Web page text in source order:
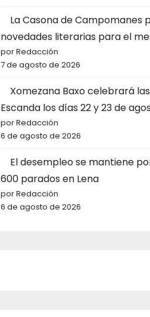
La Casona de Campomanes
novedades literarias para el
por Redacción
7 de agosto de 2026
Xomezana Baxo celebrará
Escanda los días 22 y 23 de
por Redacción
6 de agosto de 2026
El desempleo se mantiene
600 parados en Lena
por Redacción
6 de agosto de 2026